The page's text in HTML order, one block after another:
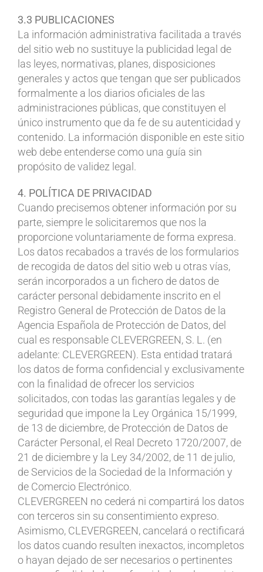
3.3 PUBLICACIONES
La información administrativa facilitada a través
del sitio web no sustituye la publicidad legal de
las leyes, normativas, planes, disposiciones
generales y actos que tengan que ser publicados
formalmente a los diarios oficiales de las
administraciones públicas, que constituyen el
único instrumento que da fe de su autenticidad y
contenido. La información disponible en este sitio
web debe entenderse como una guía sin
propósito de validez legal.
4. POLÍTICA DE PRIVACIDAD
Cuando precisemos obtener información por su
parte, siempre le solicitaremos que nos la
proporcione voluntariamente de forma expresa.
Los datos recabados a través de los formularios
de recogida de datos del sitio web u otras vías,
serán incorporados a un fichero de datos de
carácter personal debidamente inscrito en el
Registro General de Protección de Datos de la
Agencia Española de Protección de Datos, del
cual es responsable CLEVERGREEN, S. L. (en
adelante: CLEVERGREEN). Esta entidad tratará
los datos de forma confidencial y exclusivamente
con la finalidad de ofrecer los servicios
solicitados, con todas las garantías legales y de
seguridad que impone la Ley Orgánica 15/1999,
de 13 de diciembre, de Protección de Datos de
Carácter Personal, el Real Decreto 1720/2007, de
21 de diciembre y la Ley 34/2002, de 11 de julio,
de Servicios de la Sociedad de la Información y
de Comercio Electrónico.
CLEVERGREEN no cederá ni compartirá los datos
con terceros sin su consentimiento expreso.
Asimismo, CLEVERGREEN, cancelará o rectificará
los datos cuando resulten inexactos, incompletos
o hayan dejado de ser necesarios o pertinentes